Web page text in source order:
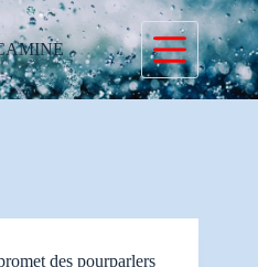
des pourparlers